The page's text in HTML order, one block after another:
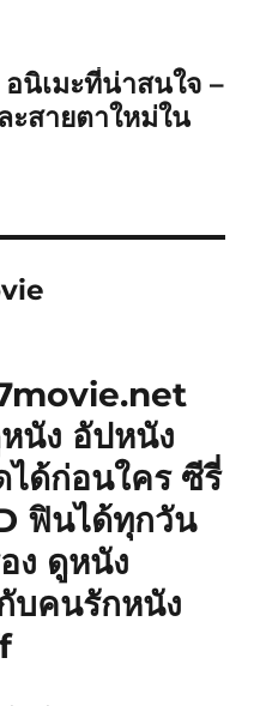
นิเมะที่น่าสนใจ –
สายตาใหม่ใน
นัง อัปหนัง
ได้ก่อนใคร ซีรี่
ฟินได้ทุกวัน
ง ดูหนัง
บคนรักหนัง